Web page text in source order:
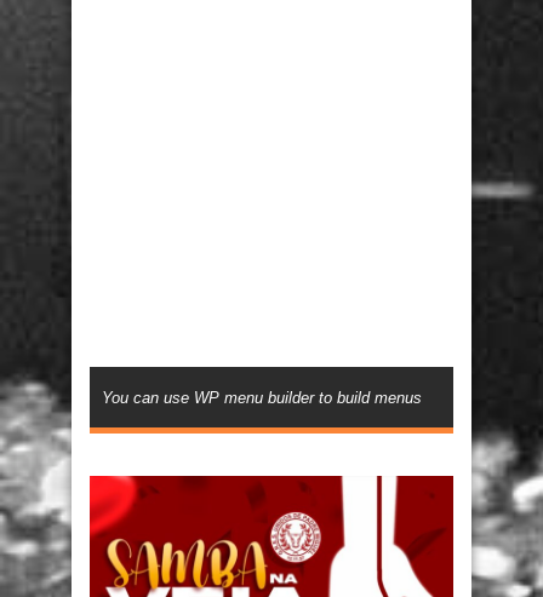
You can use WP menu builder to build menus